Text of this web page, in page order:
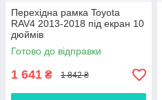
Перехідна рамка Toyota
RAV4 2013-2018 під екран 10
дюймів
Готово до відправки
1 641 ₴ 1 842 ₴